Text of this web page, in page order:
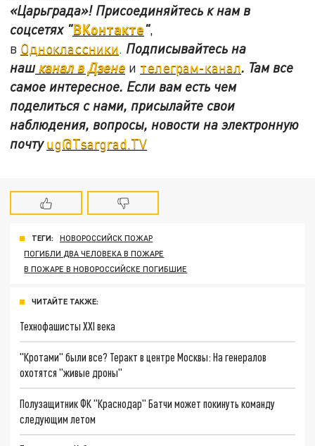
«Царьграда»! Присоединяйтесь к нам в
соцсетях "ВКонтакте",
в Одноклассники. Подписывайтесь на
нашканал в Дзене и телеграм-канал. Там все
самое интересное. Если вам есть чем
поделиться с нами, присылайте свои
наблюдения, вопросы, новости на электронную
почтуug@Tsargrad.TV
ТЕГИ:
НОВОРОССИЙСК ПОЖАР
ПОГИБЛИ ДВА ЧЕЛОВЕКА В ПОЖАРЕ
В ПОЖАРЕ В НОВОРОССИЙСКЕ ПОГИБШИЕ
ЧИТАЙТЕ ТАКЖЕ:
Технофашисты XXI века
"Кротами" были все? Теракт в центре Москвы: На генералов
охотятся "живые дроны"
Полузащитник ФК "Краснодар" Батчи может покинуть команду
следующим летом